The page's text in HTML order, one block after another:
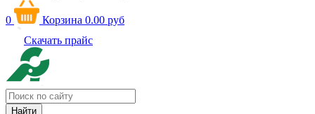
0 Корзина 0.00 руб
Скачать прайс